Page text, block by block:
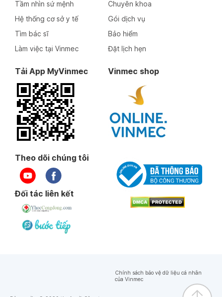
Tầm nhìn sứ mệnh
Hệ thống cơ sở y tế
Tìm bác sĩ
Làm việc tại Vinmec
Chuyên khoa
Gói dịch vụ
Bảo hiểm
Đặt lịch hẹn
Tải App MyVinmec Vinmec shop
Theo dõi chúng tôi
Đối tác liên kết
Chính sách bảo vệ dữ liệu cá nhân
của Vinmec